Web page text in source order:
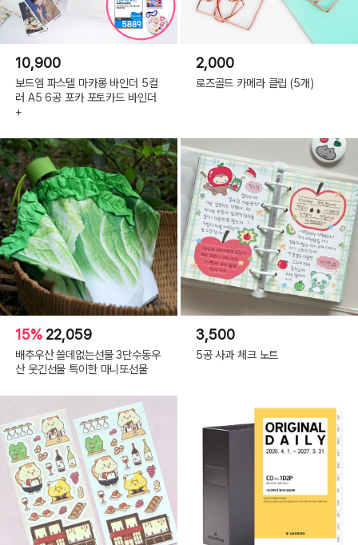
10,900
보드엠 파스텔 마카롱 바인더 5컬
러 A5 6공 포카 포토카드 바인더
+
2,000
로즈골드 카메라 클립 (5개)
15% 22,059
배추우산 쓸데없는선물 3단수동우
산 웃긴선물 특이한 마니또선물
3,500
5공 사과 체크 노트